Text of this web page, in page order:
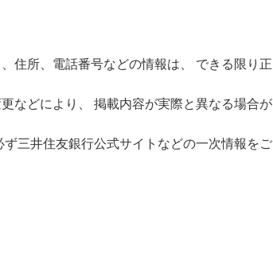
住所、電話番号などの情報は、 できる限り正
などにより、 掲載内容が実際と異なる場合が
三井住友銀行公式サイトなどの一次情報をご